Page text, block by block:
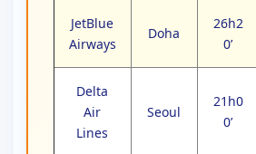
JetBlue
Airways
Doha
26h2
0’
Delta
Air
Lines
Seoul
21h0
0’